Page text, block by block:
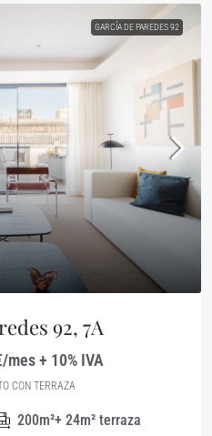
GARCÍA DE PAREDES 92
92, 7A
mes + 10% IVA
CON TERRAZA
200m²+ 24m² terraza